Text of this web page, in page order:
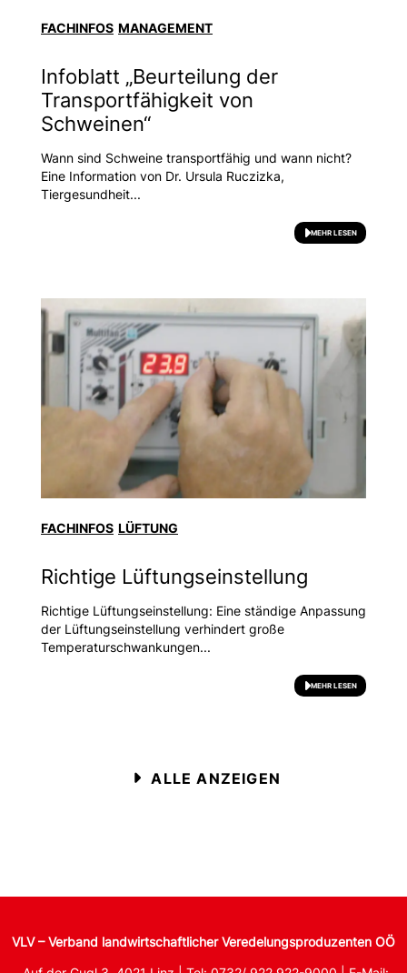
FACHINFOS MANAGEMENT
Infoblatt „Beurteilung der
Transportfähigkeit von
Schweinen“
Wann sind Schweine transportfähig und wann nicht?
Eine Information von Dr. Ursula Ruczizka,
Tiergesundheit...
MEHR LESEN
FACHINFOS LÜFTUNG
Richtige Lüftungseinstellung
Richtige Lüftungseinstellung: Eine ständige Anpassung
der Lüftungseinstellung verhindert große
Temperaturschwankungen...
MEHR LESEN
ALLE ANZEIGEN
VLV – Verband landwirtschaftlicher Veredelungsproduzenten OÖ